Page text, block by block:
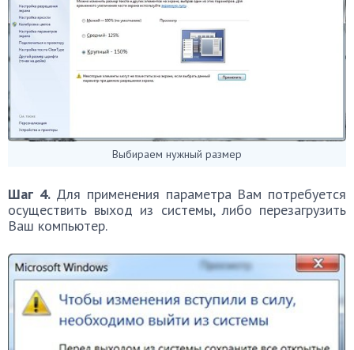
Выбираем нужный размер
Шаг 4.Для применения параметра Вам потребуется
осуществить выход из системы, либо перезагрузить
Ваш компьютер.